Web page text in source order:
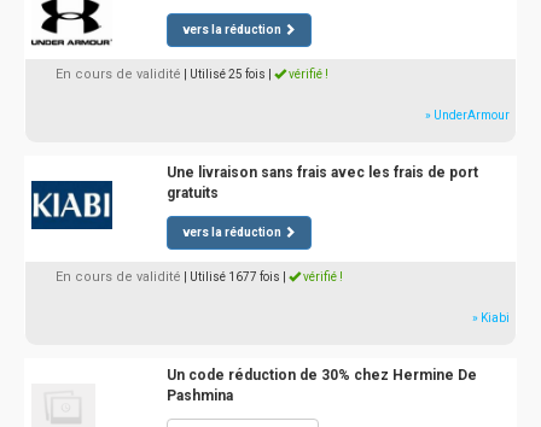
vers la réduction
En cours de validité | Utilisé 25 fois vérifié !
» UnderArmour
Une livraison sans frais avec les frais de port
gratuits
vers la réduction
En cours de validité | Utilisé 1677 fois vérifié !
» Kiabi
Un code réduction de 30% chez Hermine De
Pashmina